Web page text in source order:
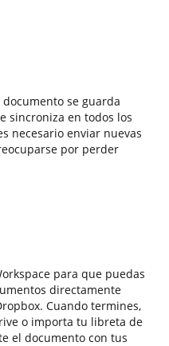
se guarda
sincroniza en todos los
necesario enviar nuevas
por perder
para que puedas
directamente
Cuando termines,
o importa tu libreta de
el documento con tus